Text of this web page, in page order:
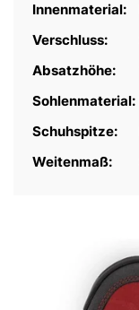
Innenmaterial:
Verschluss:
Absatzhöhe:
Sohlenmaterial:
Schuhspitze:
Weitenmaß: